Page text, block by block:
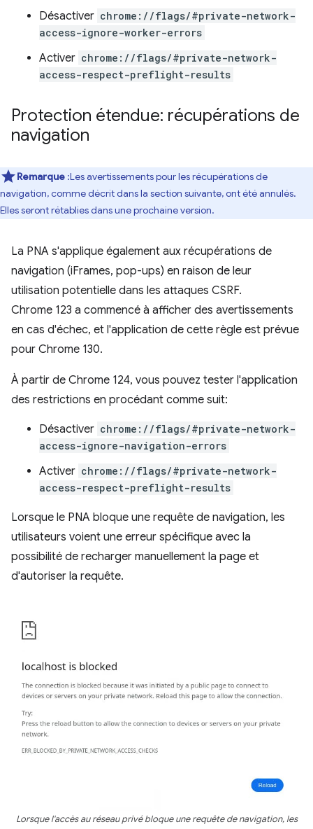
Désactiver chrome://flags/#private-network-
access-ignore-worker-errors
Activer chrome://flags/#private-network-
access-respect-preflight-results
Protection étendue: récupérations de
navigation
Remarque :Les avertissements pour les récupérations de
navigation, comme décrit dans la section suivante, ont été annulés.
Elles seront rétablies dans une prochaine version.
La PNA s'applique également aux récupérations de
navigation (iFrames, pop-ups) en raison de leur
utilisation potentielle dans les attaques CSRF.
Chrome 123 a commencé à afficher des avertissements
en cas d'échec, et l'application de cette règle est prévue
pour Chrome 130.
À partir de Chrome 124, vous pouvez tester l'application
des restrictions en procédant comme suit:
Désactiver chrome://flags/#private-network-
access-ignore-navigation-errors
Activer chrome://flags/#private-network-
access-respect-preflight-results
Lorsque le PNA bloque une requête de navigation, les
utilisateurs voient une erreur spécifique avec la
possibilité de recharger manuellement la page et
d'autoriser la requête.
Lorsque l'accès au réseau privé bloque une requête de navigation, les